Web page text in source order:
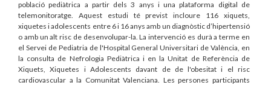
població pediàtrica a partir dels 3 anys i una plataforma digital de
telemonitoratge. Aquest estudi té previst incloure 116 xiquets,
xiquetes i adolescents entre 6 i 16 anys amb un diagnòstic d’hipertensió
o amb un alt risc de desenvolupar-la. La intervenció es durà a terme en
el Servei de Pediatria de l'Hospital General Universitari de València, en
la consulta de Nefrologia Pediàtrica i en la Unitat de Referència de
Xiquets, Xiquetes i Adolescents davant de de l'obesitat i el risc
cardiovascular a la Comunitat Valenciana. Les persones participants